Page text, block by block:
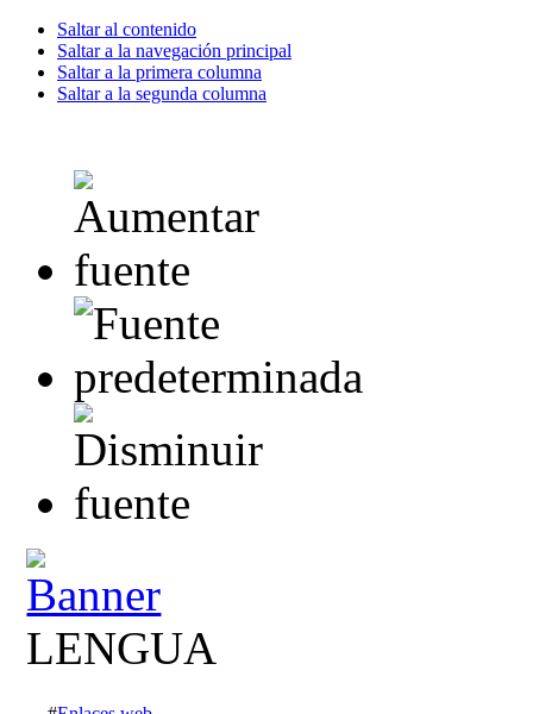
Saltar al contenido
Saltar a la navegación principal
Saltar a la primera columna
Saltar a la segunda columna
LENGUA